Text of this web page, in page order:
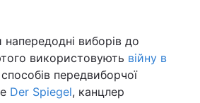
Політика
Світ
напередодні виборів до
використовують війну в
передвиборчої
Der Spiegel, канцлер